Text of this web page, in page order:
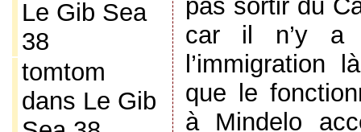
Le Gib Sea
38
tomtom
dans Le Gib
pas sortir du
car il n’y a
l’immigration
que le
à Mindelo